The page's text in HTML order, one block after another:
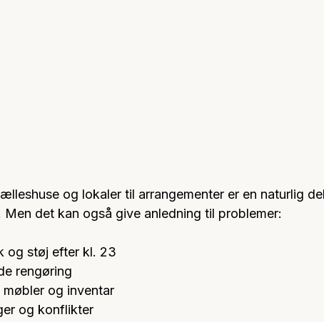
og lokaler til arrangementer er en naturlig
Men det kan også give anledning til problemer:
og støj efter kl. 23
rengøring
og inventar
og konflikter